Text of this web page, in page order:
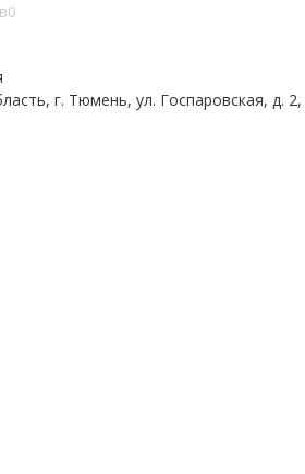
0
г. Тюмень, ул. Госпаровская, д. 2,